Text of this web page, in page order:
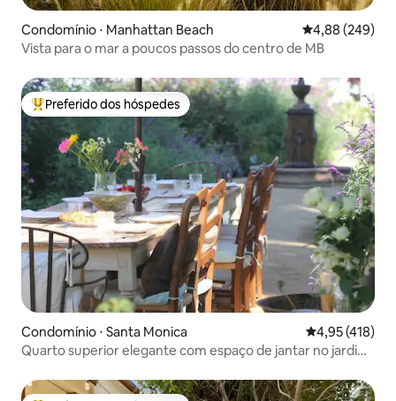
Condomínio ⋅ Manhattan Beach 4,88 de uma
4,88 (249)
Vista para o mar a poucos passos do centro de MB
Entre os melhores preferidos dos hóspedes
Preferido dos hóspedes
Condomínio ⋅ Santa Monica 4,95 de uma
4,95 (418)
Quarto superior elegante com espaço de jantar no jardim